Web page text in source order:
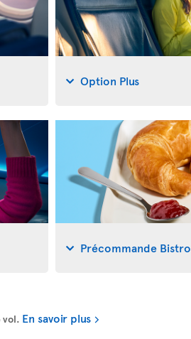
Option Plus
Précommande Bistro
vol. En savoir plus